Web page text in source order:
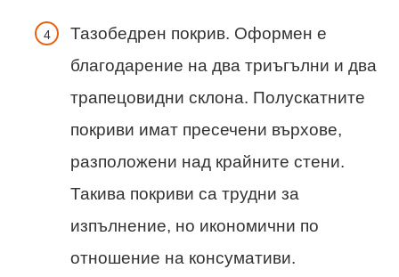
Тазобедрен покрив. Оформен е
благодарение на два триъгълни и два
трапецовидни склона. Полускатните
покриви имат пресечени върхове,
разположени над крайните стени.
Такива покриви са трудни за
изпълнение, но икономични по
отношение на консумативи.